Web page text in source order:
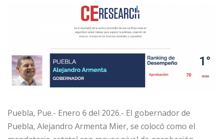
Puebla, Pue.- Enero 6 del 2026.- El gobernador de
Puebla, Alejandro Armenta Mier, se colocó como el